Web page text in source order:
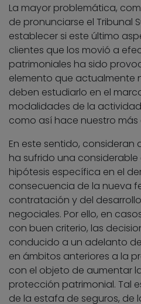
La mayor problemática,
de pronunciarse el Tribunal
establecer si este último
clientes que los movió a
patrimoniales ha sido
elemento que actualmente
deben estudiarlo en el
modalidades de la
como así hace nuestro más
En este sentido,
ha sufrido una
hipótesis específica en el
consecuencia de la nueva
contratación y del
negociales. Por ello, en
con buen criterio, las
conducido a un adelanto
en ámbitos anteriores a la
con el objeto de aumentar
protección patrimonial. Tal
de la estafa de seguros, de